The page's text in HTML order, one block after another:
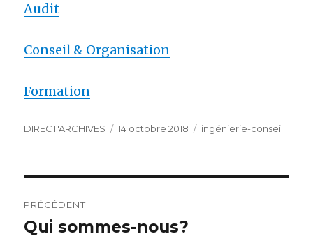
Audit
Conseil & Organisation
Formation
Auteur
DIRECT'ARCHIVES
Publié
14 octobre 2018 Catégories
ingénierie-conseil
de
PRÉCÉDENT
Article
Qui sommes-nous?